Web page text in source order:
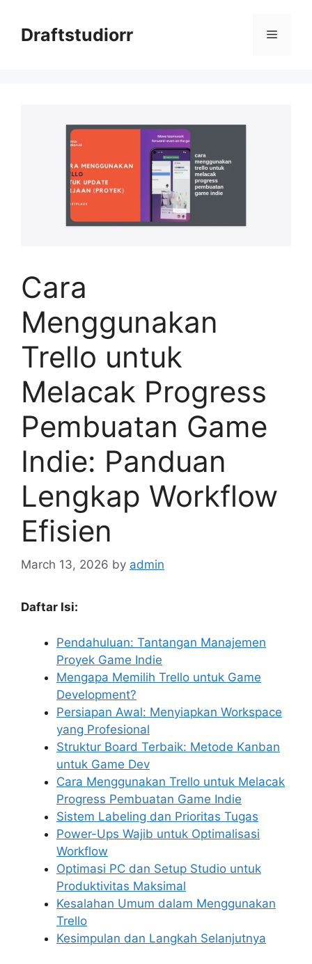
contentDraftstudiorr Menu
Cara
Menggunakan
Trello untuk
Melacak Progress
Pembuatan Game
Indie: Panduan
Lengkap Workflow
Efisien
March 13, 2026 by admin
Daftar Isi:
Pendahuluan: Tantangan Manajemen
Proyek Game Indie
Mengapa Memilih Trello untuk Game
Development?
Persiapan Awal: Menyiapkan Workspace
yang Profesional
Struktur Board Terbaik: Metode Kanban
untuk Game Dev
Cara Menggunakan Trello untuk Melacak
Progress Pembuatan Game Indie
Sistem Labeling dan Prioritas Tugas
Power-Ups Wajib untuk Optimalisasi
Workflow
Optimasi PC dan Setup Studio untuk
Produktivitas Maksimal
Kesalahan Umum dalam Menggunakan
Trello
Kesimpulan dan Langkah Selanjutnya